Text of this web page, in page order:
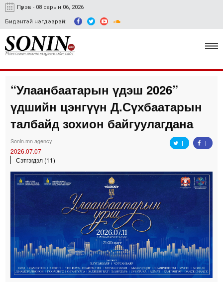
Пүрэв - 08 сарын 06, 2026
Бидэнтэй нэгдээрэй:
Улс төр, эдийн засаг
Гэмт хэрэг
Easy news
“Улаанбаатарын үдэш 2026”
үдшийн цэнгүүн Д.Сүхбаатарын
талбайд зохион байгуулагдана
Sonin.mn agency
2026.07.07
Сэтгэгдэл (11)